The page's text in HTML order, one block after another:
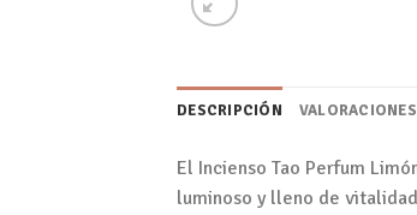
DESCRIPCIÓN
El Incienso Tao Perfum
luminoso y lleno de